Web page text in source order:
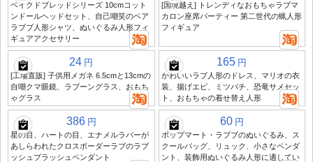
ベイクドブレッドシリーズ 10cmコット
ンドールヘッドセット、自己嘲笑のベア
ラブブ人形シャツ、ぬいぐるみ人形フィ
ギュアアクセサリー
[国境越え] トレンディなおもちゃラブマ
カロン座席パーティー 第二世代の蝋人形
フィギュア
24 円
[工場直販] 子供用メガネ 6.5cmと13cmの
自嘲クマ眼鏡、ラブーングラス、おもち
ゃグラス
165 円
かわいいラブ人形のドレス、マリオの衣
装、揚げエビ、ミツバチ、恐竜サメセッ
ト、おもちゃの着せ替え人形
386 円
星の目、ハートの目、エナメルラバーが
あしらわれたクロスボーダーラブのラブ
ッシュプラッシュペンダント
60 円
ポップマート・ラブブのぬいぐるみ、ス
クールバッグ、リュック、小さなペンダ
ント、装飾用ぬいぐるみ人形に適してい